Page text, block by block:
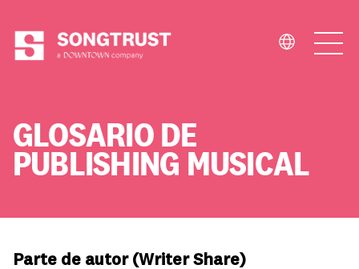
GLOSARIO DE
PUBLISHING MUSICAL
Parte de autor (Writer Share)